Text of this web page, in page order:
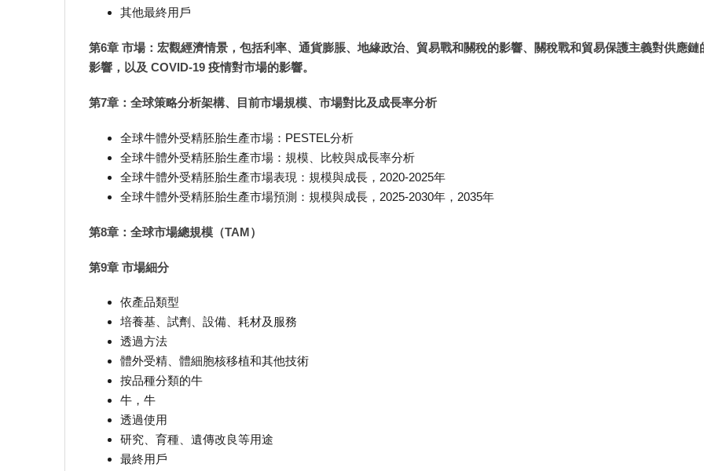
其他最終用戶
第6章 市場：宏觀經濟情景，包括利率、通貨膨脹、地緣政治、貿易戰和關稅的影響、關稅戰和貿易保護主義對供應鏈
影響，以及 COVID-19 疫情對市場的影響。
第7章：全球策略分析架構、目前市場規模、市場對比及成長率分析
全球牛體外受精胚胎生產市場：PESTEL分析
全球牛體外受精胚胎生產市場：規模、比較與成長率分析
全球牛體外受精胚胎生產市場表現：規模與成長，2020-2025年
全球牛體外受精胚胎生產市場預測：規模與成長，2025-2030年，2035年
第8章：全球市場總規模（TAM）
第9章 市場細分
依產品類型
培養基、試劑、設備、耗材及服務
透過方法
體外受精、體細胞核移植和其他技術
按品種分類的牛
牛，牛
透過使用
研究、育種、遺傳改良等用途
最終用戶